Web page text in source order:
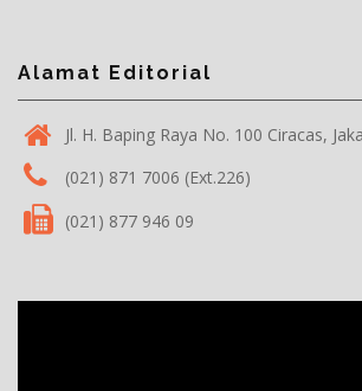
Alamat Editorial
Jl. H. Baping Raya No. 100 Ciracas,
(021) 871 7006 (Ext.226)
(021) 877 946 09